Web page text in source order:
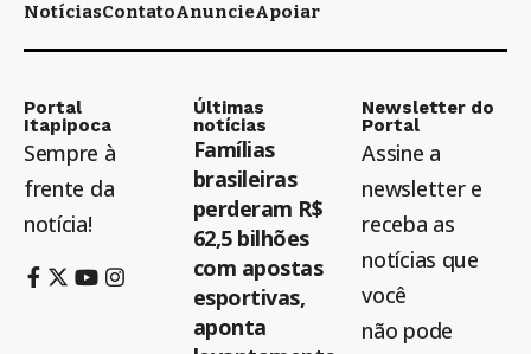
NotíciasContatoAnuncieApoiar
Portal
Itapipoca
Sempre à
frente da
notícia!
Últimas
notícias
Famílias
brasileiras
perderam R$
62,5 bilhões
com apostas
esportivas,
aponta
Newsletter do
Portal
Assine a
newsletter e
receba as
notícias que
você
não pode